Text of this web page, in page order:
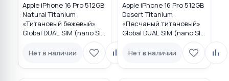
Apple iPhone 16 Pro 512GB
Natural Titanium
«Tитановый бежевый»
Global DUAL SIM (nano SIM
Нет в наличии
Apple iPhone 16 Pro 512GB
Desert Titanium
«Песчаный титановый»
Global DUAL SIM (nano SIM
Нет в наличии